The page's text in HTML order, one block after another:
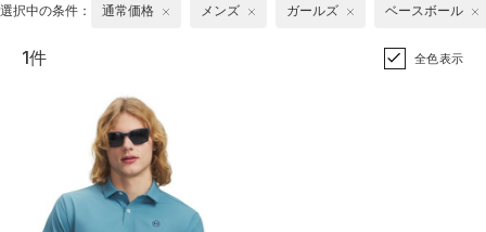
選択中の条件： 通常価格 メンズ ガールズ ベースボール
1件 全色表示